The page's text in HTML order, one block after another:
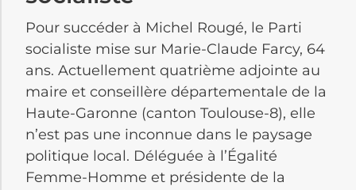
Pour succéder à Michel Rougé, le Parti
socialiste mise sur Marie-Claude Farcy, 64
ans. Actuellement quatrième adjointe au
maire et conseillère départementale de la
Haute-Garonne (canton Toulouse-8), elle
n’est pas une inconnue dans le paysage
politique local. Déléguée à l’Égalité
Femme-Homme et présidente de la